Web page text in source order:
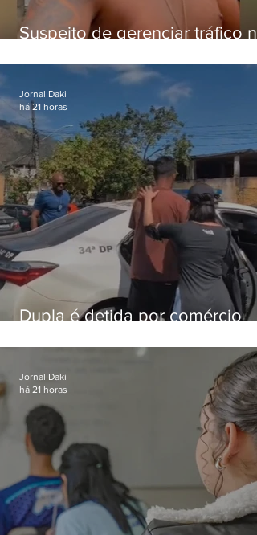
Suspeito de gerenciar tráfico na
foragido
Dupla é detida por comércio
Bangu
Jornal Daki
há 21 horas
Jornal Daki
há 21 horas